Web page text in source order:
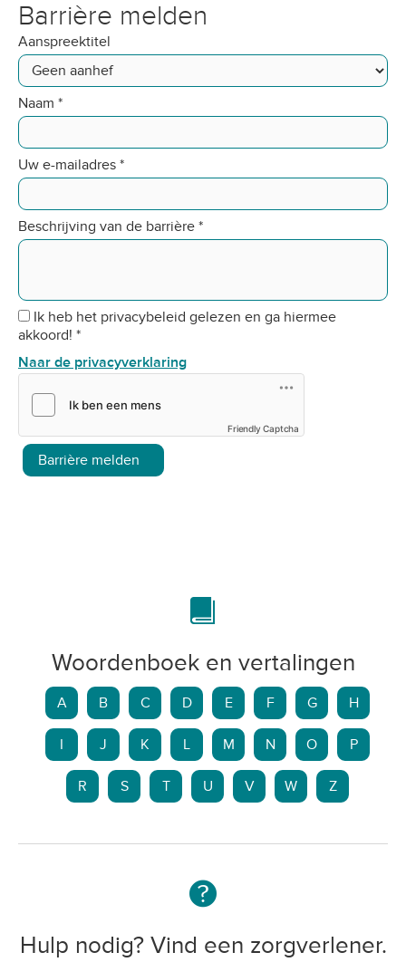
Barrière melden
Aanspreektitel
Naam *
Uw e-mailadres *
Beschrijving van de barrière *
Ik heb het privacybeleid gelezen en ga hiermee
akkoord! *
Naar de privacyverklaring
Friendly Captcha
Barrière melden
Woordenboek en vertalingen
A B C D E F G H
J K L M N O P
R S T U V W Z
Hulp nodig? Vind een zorgverlener.